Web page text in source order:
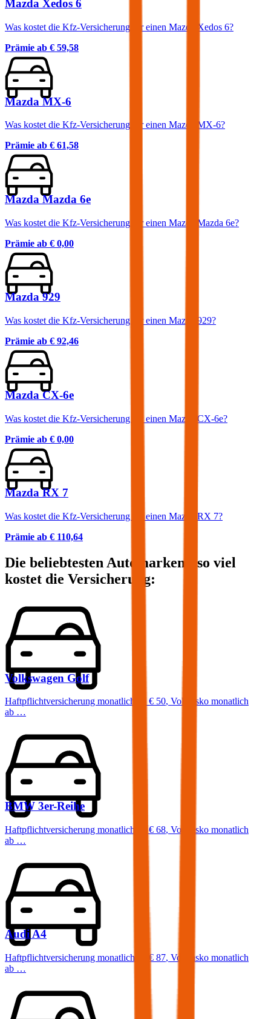
Mazda Xedos 6
Was kostet die Kfz-Versicherung für einen Mazda Xedos 6?
Prämie ab € 59,58
Mazda MX-6
Was kostet die Kfz-Versicherung für einen Mazda MX-6?
Prämie ab € 61,58
Mazda Mazda 6e
Was kostet die Kfz-Versicherung für einen Mazda Mazda 6e?
Prämie ab € 0,00
Mazda 929
Was kostet die Kfz-Versicherung für einen Mazda 929?
Prämie ab € 92,46
Mazda CX-6e
Was kostet die Kfz-Versicherung für einen Mazda CX-6e?
Prämie ab € 0,00
Mazda RX 7
Was kostet die Kfz-Versicherung für einen Mazda RX 7?
Prämie ab € 110,64
Die beliebtesten Automarken - so viel
kostet die Versicherung:
Volkswagen Golf
Haftpflichtversicherung monatlich ab € 50, Vollkasko monatlich
ab …
BMW 3er-Reihe
Haftpflichtversicherung monatlich ab€ 68, Vollkasko monatlich
ab …
AudiA4
Haftpflichtversicherung monatlich ab € 87, Vollkasko monatlich
ab …